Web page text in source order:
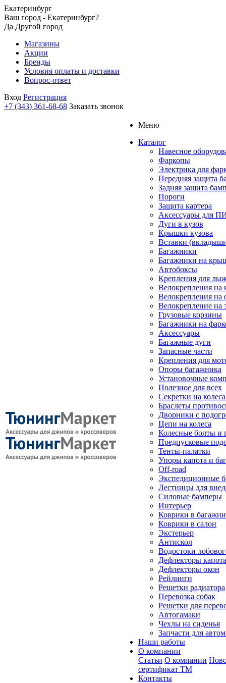
Екатеринбург
Ваш город - Екатеринбург?
Да Другой город
Магазины
Акции
Бренды
Условия оплаты и доставки
Вопрос-ответ
Вход Регистрация
+7 (343) 361-68-68 Заказать звонок
Меню
Каталог
Навесное
Фаркопы
Электрика для
Передняя защита
Задняя защита
Пороги
Защита картера
Аксессуары для
Дуги в кузов
Крышки кузова
Вставки
Багажники
Багажники на
Автобоксы
Крепления для
Велокрепления
Велокрепления на
Велокрепление на
Грузовые корзины
Багажники на
Аксессуары
Багажные дуги
Запасные части
Крепления для
Опоры багажника
Установочные
Полезное для всех
Секретки на колеса
Браслеты
Дворники с
Цепи на колеса
Колесные болты и
Предпусковые
Тенты-палатки
Упоры капота и
Off-road
Экспедиционные
Лестницы для
Силовые бамперы
Интерьер
Коврики в
Коврики в салон
Экстерьер
Антискол
Водостоки
Дефлекторы капота
Дефлекторы окон
Рейлинги
Решетки радиатора
Перевозка собак
Решетки для
Автогамаки
Чехлы на сиденья
Запчасти для
Наши работы
О компании
Статьи О компании
сертификат ТМ
Контакты